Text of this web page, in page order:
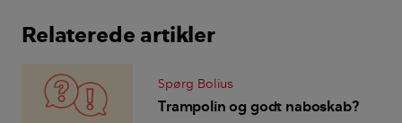
Relaterede artikler
Spørg Bolius
Trampolin og godt naboskab?